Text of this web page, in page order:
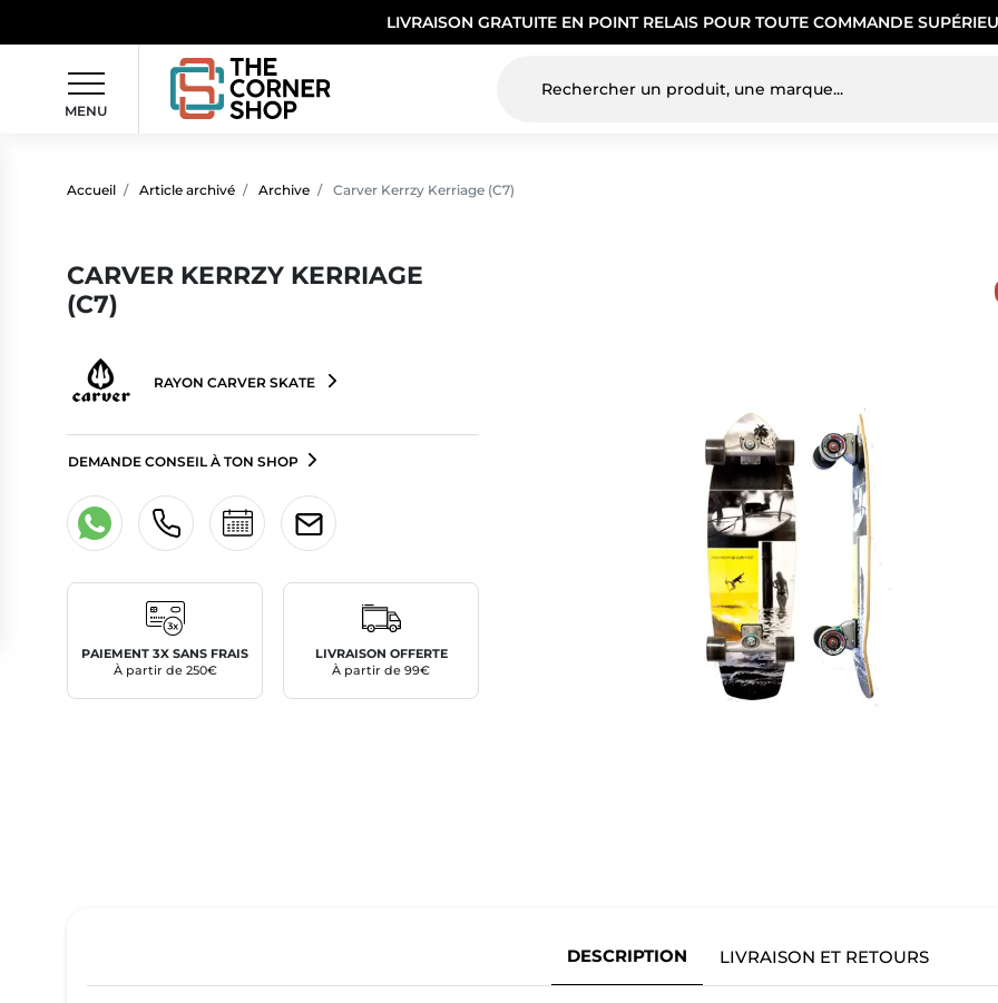
LIVRAISON GRATUITE EN POINT RELAIS POUR TOUTE COMMANDE
MENU
Accueil Article archivé Archive Carver Kerrzy Kerriage (C7)
CARVER KERRZY KERRIAGE
(C7)
RAYON CARVER SKATE
DEMANDE CONSEIL À TON SHOP
PAIEMENT 3X SANS FRAIS
À partir de 250€
LIVRAISON OFFERTE
À partir de 99€
DESCRIPTION LIVRAISON ET RETOURS